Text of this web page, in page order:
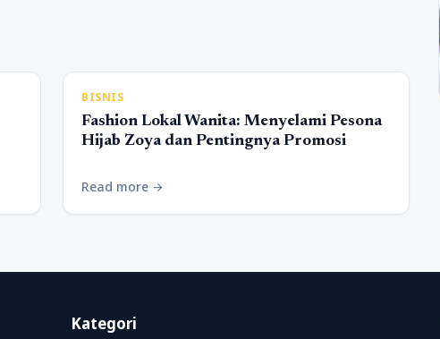
BISNIS
Fashion Lokal Wanita: Menyelami Pesona
Hijab Zoya dan Pentingnya Promosi
Read more arrow_forward
Kategori